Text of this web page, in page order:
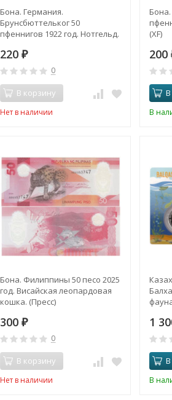
Бона. Германия.
Брунсбюттельког 50
пфеннигов 1922 год. Нотгельд.
220₽
0
В корзину
Нет в наличии
(XF)
200
В
Бона. Филиппины 50 песо 2025
год. Висайская леопардовая
кошка. (Пресс)
300₽
0
В корзину
Нет в наличии
1
В